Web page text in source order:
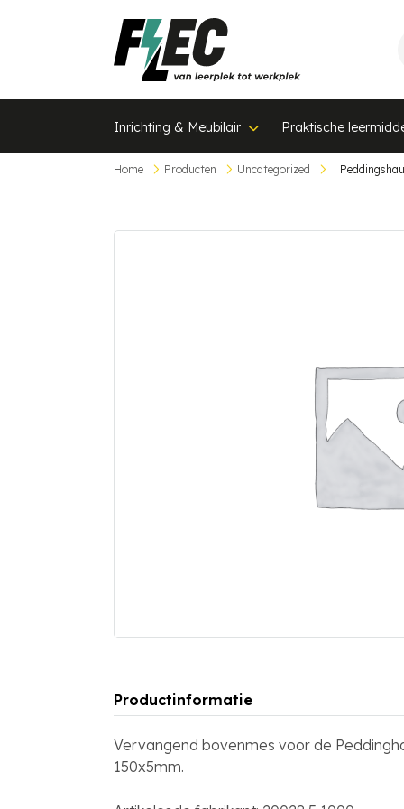
Inrichting & Meubilair Praktische
Home Producten Uncategorized
Productinformatie
Vervangend bovenmes voor de
150x5mm.